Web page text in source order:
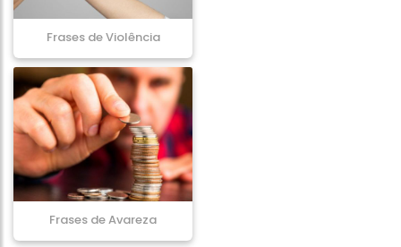
Frases de Violência
Frases de Avareza